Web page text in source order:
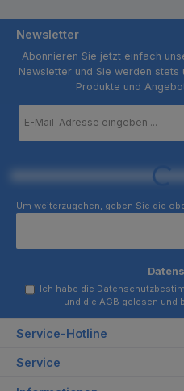
Newsletter
Abonnieren Sie jetzt einfach
Newsletter und Sie werden stets
Produkte und
Mail-
Loading...
Um weiterzugehen, geben Sie die
Ich habe die
und die AGB gelesen und
Service-Hotline
Service